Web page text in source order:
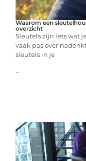
Waarom een
overzicht
Sleutels zijn iets wat
vaak pas over
sleutels in je
...